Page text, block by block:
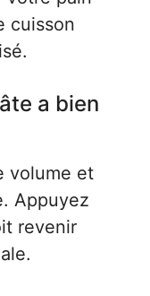
cuisson
a bien
volume et
Appuyez
revenir